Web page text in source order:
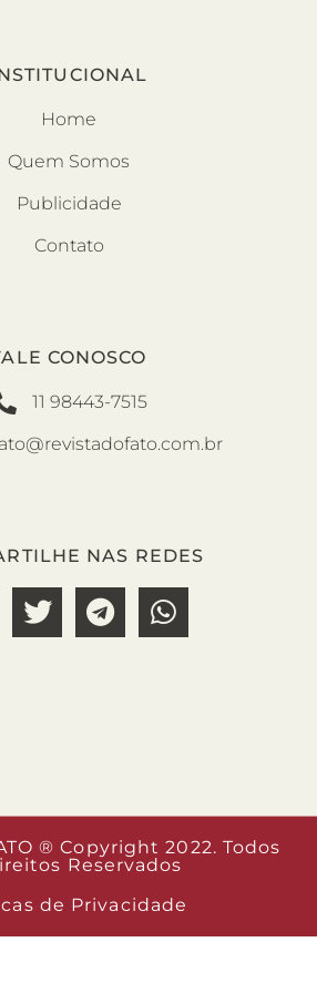
Home
Quem Somos
Publicidade
Contato
CONOSCO
11 98443-7515
NAS REDES
® Copyright 2022. Todos
Reservados
de Privacidade